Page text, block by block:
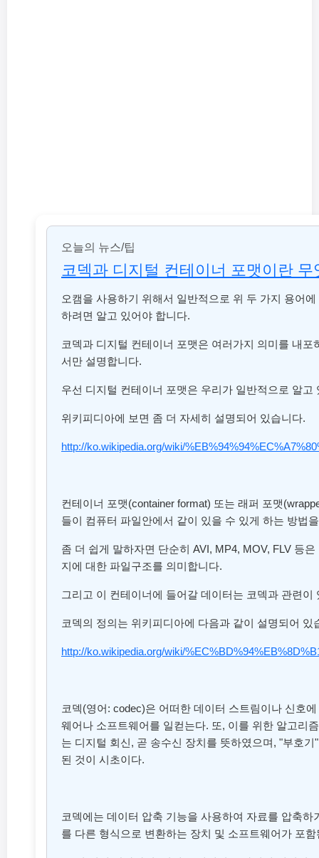
오늘의 뉴스/팁
코덱과 디지털 컨테이너 포맷이란 무
오캠을 사용하기 위해서 일반적으로 위 두 가지 용어
하려면 알고 있어야 합니다.
코덱과 디지털 컨테이너 포맷은 여러가지 의미를 내
서만 설명합니다.
우선 디지털 컨테이너 포맷은 우리가 일반적으로 알
위키피디아에 보면 좀 더 자세히 설명되어 있습니다.
http://ko.wikipedia.org/wiki/
컨테이너 포맷(container format) 또는 래퍼 포맷
들이 컴퓨터 파일안에서 같이 있을 수 있게 하는 방법
좀 더 쉽게 말하자면 단순히 AVI, MP4, MOV, FLV 등
지에 대한 파일구조를 의미합니다.
그리고 이 컨테이너에 들어갈 데이터는 코덱과 관련이
코덱의 정의는 위키피디아에 다음과 같이 설명되어 있
http://ko.wikipedia.org/wiki/
코덱(영어: codec)은 어떠한 데이터 스트림이나 신호
웨어나 소프트웨어를 일컫는다. 또, 이를 위한 알고리
는 디지털 회신, 곧 송수신 장치를 뜻하였으며, "부호
된 것이 시초이다.
코덱에는 데이터 압축 기능을 사용하여 자료를 압축
를 다른 형식으로 변환하는 장치 및 소프트웨어가 포함